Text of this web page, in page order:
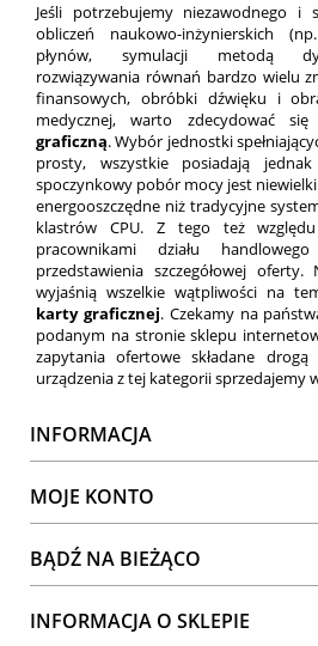
Jeśli potrzebujemy niezawodnego i
obliczeń naukowo-inżynierskich
płynów, symulacji metodą
rozwiązywania równań bardzo wielu
finansowych, obróbki dźwięku i
medycznej, warto zdecydować
graficzną. Wybór jednostki
prosty, wszystkie posiadają
spoczynkowy pobór mocy jest
energooszczędne niż tradycyjne
klastrów CPU. Z tego też
pracownikami działu
przedstawienia szczegółowej
wyjaśnią wszelkie wątpliwości na
karty graficznej. Czekamy na
podanym na stronie sklepu
zapytania ofertowe składane drogą
urządzenia z tej kategorii sprzedajemy
INFORMACJA
MOJE KONTO
BĄDŹ NA BIEŻĄCO
INFORMACJA O SKLEPIE